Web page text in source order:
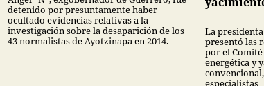
detenido por presuntamente haber
ocultado evidencias relativas a la
investigación sobre la desaparición de los
43 normalistas de Ayotzinapa en 2014.
La
presentó las
por el
energética y
especialistas